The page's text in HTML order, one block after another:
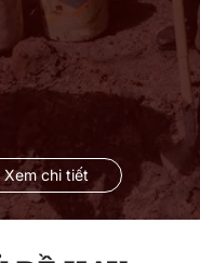
Xem chi tiết